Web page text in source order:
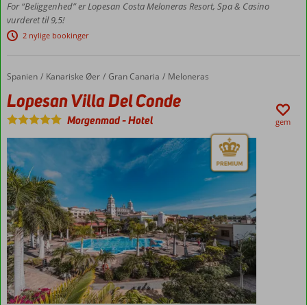
3.500
m2
En tropisk have
Kan også
bestilles
med
Halvpension
For “Beliggenhed” er Lopesan Costa Meloneras Resort, Spa & Casino
vurderet til 9,5!
2 nylige bookinger
Forside
Spanien Kanariske Øer Gran Canaria Meloneras
Lopesan Villa Del Conde
Lopesan Villa Del Conde
Morgenmad-Hotel gem